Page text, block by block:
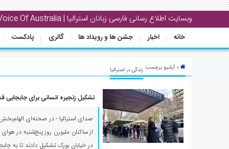
وبسایت اطلاع رسانی فارسی زبانان استرالیا | Voice Of Australia
خانه اخبار جشن ها و رویداد ها گالری پادکست
جشن
و
» آرشیو برچسب:زندگی در اسنرالیا
تشکیل زنجیره انسانی برای جابجایی
از ساکنان ملبورن روز پنج‌شنبه در
در خیابان بورک تشکیل دادند تا به